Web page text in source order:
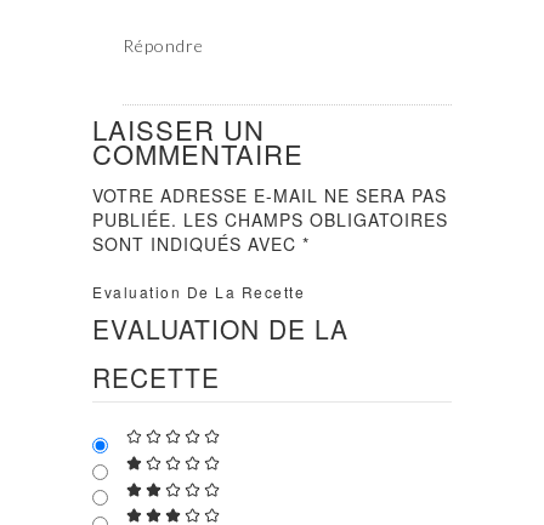
Répondre
LAISSER UN
COMMENTAIRE
VOTRE ADRESSE E-MAIL NE SERA PAS
PUBLIÉE. LES CHAMPS OBLIGATOIRES
SONT INDIQUÉS AVEC*
Evaluation De La Recette
EVALUATION DE LA
RECETTE